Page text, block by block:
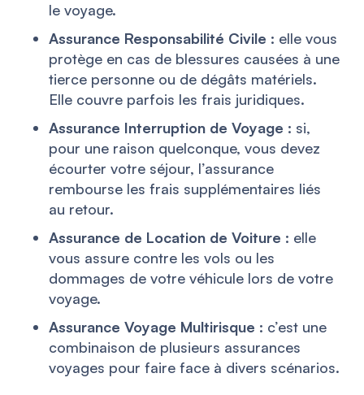
le voyage.
Assurance Responsabilité Civile : elle vous
protège en cas de blessures causées à une
tierce personne ou de dégâts matériels.
Elle couvre parfois les frais juridiques.
Assurance Interruption de Voyage : si,
pour une raison quelconque, vous devez
écourter votre séjour, l’assurance
rembourse les frais supplémentaires liés
au retour.
Assurance de Location de Voiture : elle
vous assure contre les vols ou les
dommages de votre véhicule lors de votre
voyage.
Assurance Voyage Multirisque : c’est une
combinaison de plusieurs assurances
voyages pour faire face à divers scénarios.